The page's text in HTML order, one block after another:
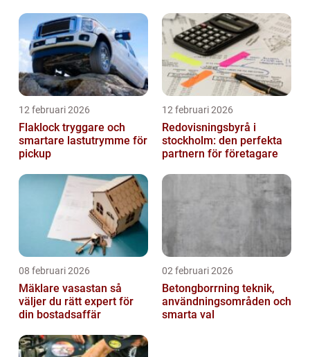
12 februari 2026
Flaklock tryggare och
smartare lastutrymme för
pickup
12 februari 2026
Redovisningsbyrå i
stockholm: den perfekta
partnern för företagare
08 februari 2026
Mäklare vasastan så
väljer du rätt expert för
din bostadsaffär
02 februari 2026
Betongborrning teknik,
användningsområden och
smarta val